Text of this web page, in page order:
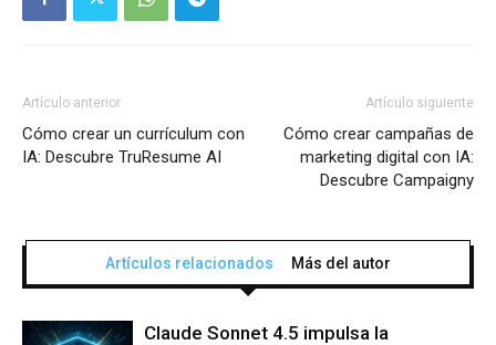
Artículo anterior
Cómo crear un currículum con
IA: Descubre TruResume AI
Artículo siguiente
Cómo crear campañas de
marketing digital con IA:
Descubre Campaigny
Artículos relacionados Más del autor
Claude Sonnet 4.5 impulsa la